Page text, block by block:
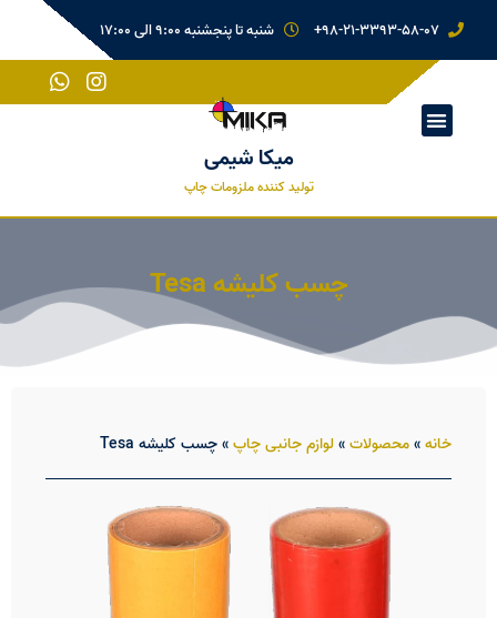
98-21-3393-58-07+ شنبه تا پنجشنبه 9:00 الی 17:00
میکا شیمی
تولید کننده ملزومات چاپ
چسب کلیشه Tesa
خانه » محصولات » لوازم جانبی چاپ » چسب کلیشه Tesa